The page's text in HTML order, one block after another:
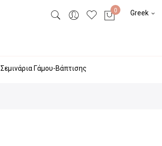
Greek
Σεμινάρια Γάμου-Βάπτισης